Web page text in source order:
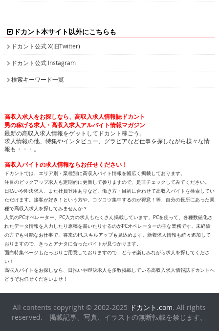
ドカント本サイト以外にこちらも
ドカント公式 X(旧Twitter)
ドカント公式 Instagram
検索キーワード一覧
高収入求人をお探しなら、高収入求人情報誌ドカント
男の稼げる求人・高収入求人アルバイト情報マガジン
最新の高収入求人情報をゲットしてドカント稼ごう。
求人情報の他、特集やインタビュー、グラビアなど仕事を探しながら様々な情
報も・・・。
高収入バイトの求人情報ならお任せください！
ドカントでは、エリア別・業種別に高収入バイト情報を幅広く掲載しております。
注目のピックアップ求人も定期的に更新して参りますので、是非チェックしてみてください。
日払いや即決求人、また社員登用ありなど、働き方・目的に合わせて高収入バイトを検索してい
ただけます。接客が好き！という方や、コツコツ集中するのが得意！等、自分の長所にあった業
種で高収入求人を探してみませんか？
人気のPCオペレーター、PC入力の求人もたくさん掲載しています。PCを使って、各種数値化さ
れたデータ情報を入力したり原稿を書いたりするのがPCオペレーターの主な業務です。未経験
の方でも可能なお仕事で、将来のPCスキルアップも見込めます。新着求人情報も続々追加して
おりますので、きっとアナタに合ったバイトが見つかります。
面白特集ページもたっぷりご用意しておりますので、どうぞ楽しみながら求人を探してくださ
い！
高収入バイトをお探しなら、日払いや即決求人を多数掲載している高収入求人情報誌ドカントへ
どうぞお任せくださいませ！
All contents copyright © 2002-2025 ドカント.com. All rights
reserved. 掲載記事、写真、イラストの無断転載を禁じます。